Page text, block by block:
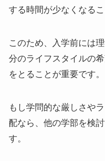
する時間が少なくなる
このため、入学前には
分のライフスタイルの
をとることが重要です。
もし学問的な厳しさや
配なら、他の学部を検
す。